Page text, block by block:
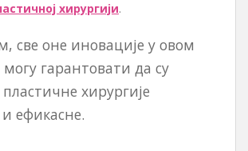
хирургији.
све оне иновације у овом
гарантовати да су
хирургије
ефикасне.